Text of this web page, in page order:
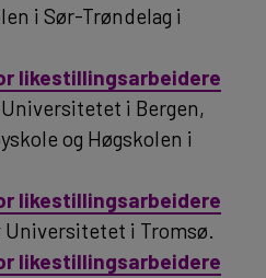
i Sør-Trøndelag i
likestillingsarbeidere
i Bergen,
og Høgskolen i
likestillingsarbeidere
Universitetet i Tromsø.
likestillingsarbeidere